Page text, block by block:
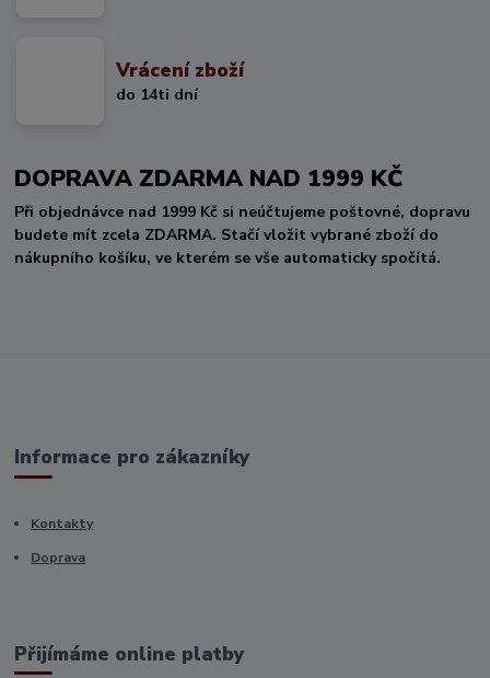
Vrácení zboží
do 14ti dní
DOPRAVA ZDARMA NAD 1999 KČ
Při objednávce nad 1999 Kč si neúčtujeme poštovné, dopravu
budete mít zcela ZDARMA. Stačí vložit vybrané zboží do
nákupního košíku, ve kterém se vše automaticky spočítá.
Informace pro zákazníky
Kontakty
Doprava
Přijímáme online platby